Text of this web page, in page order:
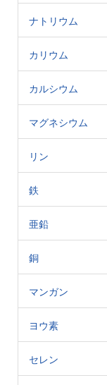
ナトリウム
カリウム
カルシウム
マグネシウム
リン
鉄
亜鉛
銅
マンガン
ヨウ素
セレン